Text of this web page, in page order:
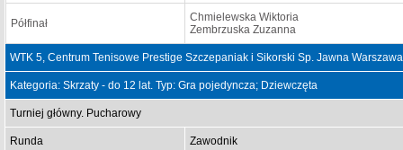
Półfinał
Chmielewska Wiktoria
Zembrzuska Zuzanna
WTK 5, Centrum Tenisowe Prestige Szczepaniak i Sikorski Sp. Jawna
Kategoria: Skrzaty - do 12 lat. Typ: Gra pojedyncza; Dziewczęta
Turniej główny. Pucharowy
Runda Zawodnik